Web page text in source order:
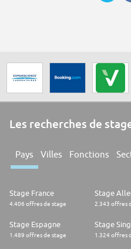
Les recherches de
Pays Villes Fonctions
Stage France
4.406 offres de stage
Stage
2.343 offres
Stage Espagne
1.489 offres de stage
Stage
1.324 offres